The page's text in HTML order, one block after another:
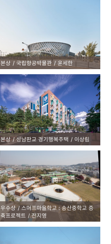
본상 국립항공박물관 윤세한
본상 성남판교 경기행복주택 이상림
우수상
스머프마을학교 : 송산중학교 증
축프로젝트
전지영